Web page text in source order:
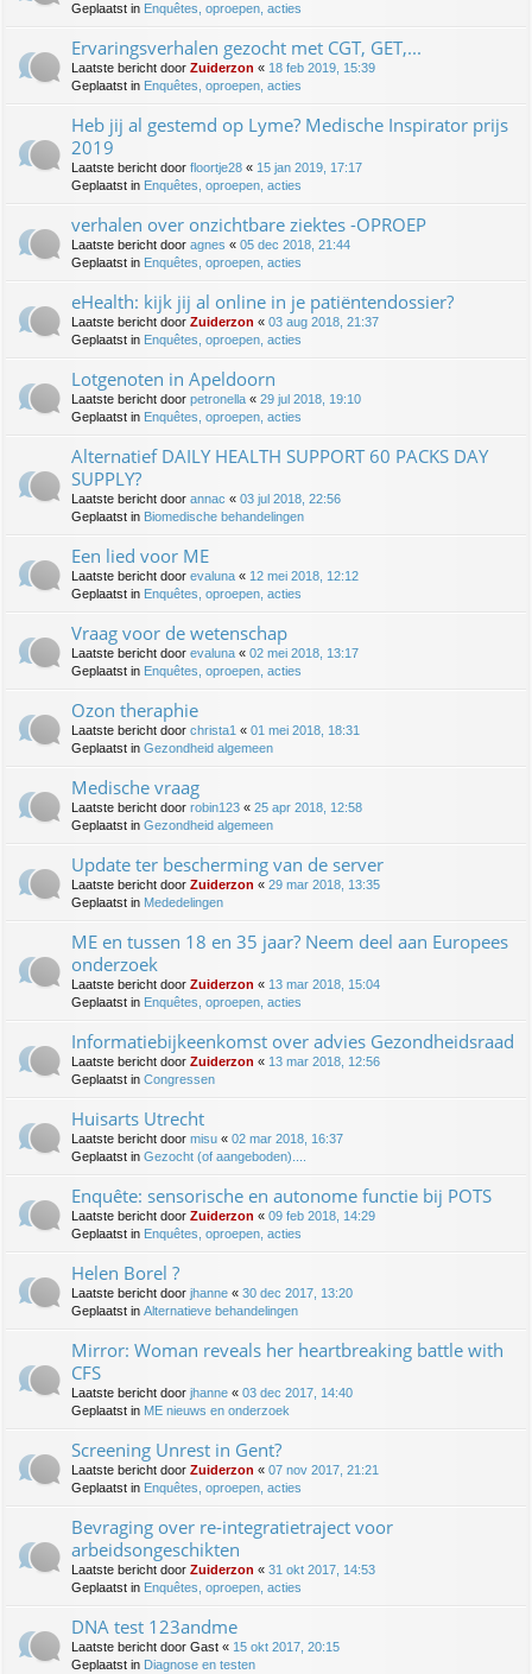
Geplaatst in Enquêtes, oproepen, acties
Ervaringsverhalen gezocht met CGT, GET,...
Laatste bericht door Zuiderzon « 18 feb 2019, 15:39
Geplaatst in Enquêtes, oproepen, acties
Heb jij al gestemd op Lyme? Medische Inspirator prijs
2019
Laatste bericht door floortje28 « 15 jan 2019, 17:17
Geplaatst in Enquêtes, oproepen, acties
verhalen over onzichtbare ziektes -OPROEP
Laatste bericht door agnes « 05 dec 2018, 21:44
Geplaatst in Enquêtes, oproepen, acties
eHealth: kijk jij al online in je patiëntendossier?
Laatste bericht door Zuiderzon « 03 aug 2018, 21:37
Geplaatst in Enquêtes, oproepen, acties
Lotgenoten in Apeldoorn
Laatste bericht door petronella « 29 jul 2018, 19:10
Geplaatst in Enquêtes, oproepen, acties
Alternatief DAILY HEALTH SUPPORT 60 PACKS DAY
SUPPLY?
Laatste bericht door annac « 03 jul 2018, 22:56
Geplaatst in Biomedische behandelingen
Een lied voor ME
Laatste bericht door evaluna « 12 mei 2018, 12:12
Geplaatst in Enquêtes, oproepen, acties
Vraag voor de wetenschap
Laatste bericht door evaluna « 02 mei 2018, 13:17
Geplaatst in Enquêtes, oproepen, acties
Ozon theraphie
Laatste bericht door christa1 « 01 mei 2018, 18:31
Geplaatst in Gezondheid algemeen
Medische vraag
Laatste bericht door robin123 « 25 apr 2018, 12:58
Geplaatst in Gezondheid algemeen
Update ter bescherming van de server
Laatste bericht door Zuiderzon « 29 mar 2018, 13:35
Geplaatst in Mededelingen
ME en tussen 18 en 35 jaar? Neem deel aan Europees
onderzoek
Laatste bericht door Zuiderzon « 13 mar 2018, 15:04
Geplaatst in Enquêtes, oproepen, acties
Informatiebijkeenkomst over advies Gezondheidsraad
Laatste bericht door Zuiderzon « 13 mar 2018, 12:56
Geplaatst in Congressen
Huisarts Utrecht
Laatste bericht door misu « 02 mar 2018, 16:37
Geplaatst in Gezocht (of aangeboden)....
Enquête: sensorische en autonome functie bij POTS
Laatste bericht door Zuiderzon « 09 feb 2018, 14:29
Geplaatst in Enquêtes, oproepen, acties
Helen Borel ?
Laatste bericht door jhanne « 30 dec 2017, 13:20
Geplaatst in Alternatieve behandelingen
Mirror: Woman reveals her heartbreaking battle with
CFS
Laatste bericht door jhanne « 03 dec 2017, 14:40
Geplaatst in ME nieuws en onderzoek
Screening Unrest in Gent?
Laatste bericht door Zuiderzon « 07 nov 2017, 21:21
Geplaatst in Enquêtes, oproepen, acties
Bevraging over re-integratietraject voor
arbeidsongeschikten
Laatste bericht door Zuiderzon « 31 okt 2017, 14:53
Geplaatst in Enquêtes, oproepen, acties
DNA test 123andme
Laatste bericht door Gast « 15 okt 2017, 20:15
Geplaatst in Diagnose en testen